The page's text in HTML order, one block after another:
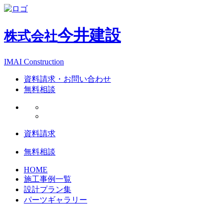
株式会社今井建設
IMAI Construction
資料請求・お問い合わせ
無料相談
資料請求
無料相談
HOME
施工事例一覧
設計プラン集
パーツギャラリー